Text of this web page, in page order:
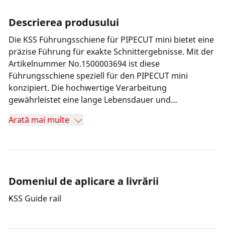
Descrierea produsului
Die KSS Führungsschiene für PIPECUT mini bietet eine
präzise Führung für exakte Schnittergebnisse. Mit der
Artikelnummer No.1500003694 ist diese
Führungsschiene speziell für den PIPECUT mini
konzipiert. Die hochwertige Verarbeitung
gewährleistet eine lange Lebensdauer und
Handhabung ist die KSS Führungsschiene ein
Arată mai multe
Domeniul de aplicare a livrării
KSS Guide rail